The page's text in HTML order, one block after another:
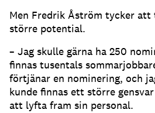
Men Fredrik Åström tycker att
större potential.
– Jag skulle gärna ha 250
finnas tusentals
förtjänar en nominering, och
kunde finnas ett större
att lyfta fram sin personal.